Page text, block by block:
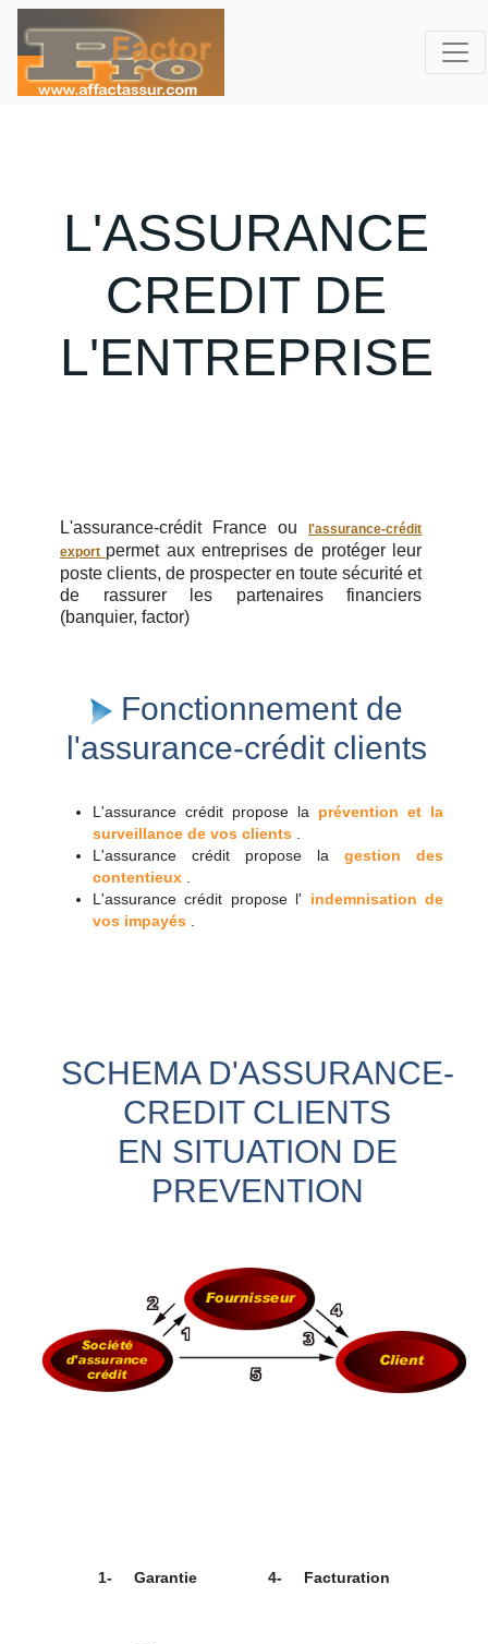
L'ASSURANCE
CREDIT DE
L'ENTREPRISE
L'assurance-crédit France ou
l'assurance-crédit
export permet aux entreprises de protéger leur
poste clients, de prospecter en toute sécurité et
de rassurer les partenaires financiers
(banquier, factor)
Fonctionnement de
l'assurance-crédit clients
L'assurance crédit propose la prévention et la
surveillance de vos clients
L'assurance crédit propose la gestion des
contentieux
L'assurance crédit propose l' indemnisation de
vos impayés
SCHEMA D'ASSURANCE-
CREDIT CLIENTS
EN SITUATION DE
PREVENTION
1- Garantie 4- Facturation